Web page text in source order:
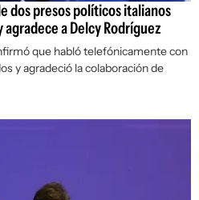
dos presos políticos italianos
a Delcy Rodríguez
que habló telefónicamente con
y agradeció la colaboración de